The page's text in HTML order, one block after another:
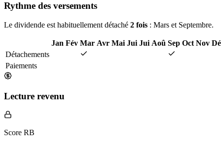
Rythme des versements
Le dividende est habituellement détaché 2 fois : Mars et Septembre.
Jan Fév Mar Avr Mai Jui Jui Aoû Sep Oct Nov
Détachements
Paiements
Lecture revenu
Score RB